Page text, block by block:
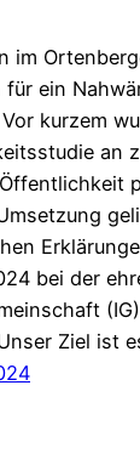
im
für ein
kurzem
an
bei der
Ziel ist